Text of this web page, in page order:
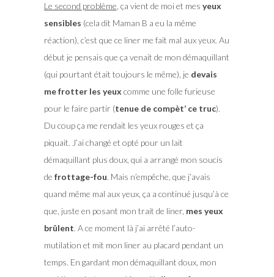
Le second problème , ça vient de moi et mes yeux
sensibles (cela dit Maman B a eu la même
réaction), c’est que ce liner me fait mal aux yeux. Au
début je pensais que ça venait de mon démaquillant
(qui pourtant était toujours le même), je devais
me frotter les yeux comme une folle furieuse
pour le faire partir (tenue de compèt’ ce truc).
Du coup ça me rendait les yeux rouges et ça
piquait. J’ai changé et opté pour un lait
démaquillant plus doux, qui a arrangé mon soucis
de frottage-fou. Mais n’empêche, que j’avais
quand même mal aux yeux, ça a continué jusqu’à ce
que, juste en posant mon trait de liner, mes yeux
brûlent. A ce moment là j’ai arrêté l’auto-
mutilation et mit mon liner au placard pendant un
temps. En gardant mon démaquillant doux, mon